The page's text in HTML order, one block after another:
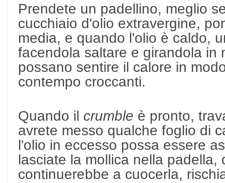
Prendete un padellino, meglio
cucchiaio d'olio extravergine,
media, e quando l'olio è caldo,
facendola saltare e girandola in
possano sentire il calore in
contempo croccanti.
Quando il crumble è pronto,
avrete messo qualche foglio di
l'olio in eccesso possa essere
lasciate la mollica nella padella,
continuerebbe a cuocerla,